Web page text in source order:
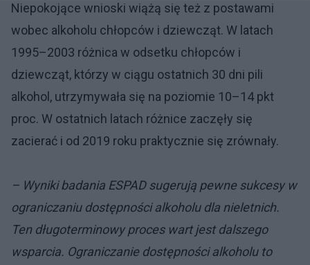
Niepokojące wnioski wiążą się też z postawami
wobec alkoholu chłopców i dziewcząt. W latach
1995–2003 różnica w odsetku chłopców i
dziewcząt, którzy w ciągu ostatnich 30 dni pili
alkohol, utrzymywała się na poziomie 10–14 pkt
proc. W ostatnich latach różnice zaczęły się
zacierać i od 2019 roku praktycznie się zrównały.
– Wyniki badania ESPAD sugerują pewne sukcesy w
ograniczaniu dostępności alkoholu dla nieletnich.
Ten długoterminowy proces wart jest dalszego
wsparcia. Ograniczanie dostępności alkoholu to